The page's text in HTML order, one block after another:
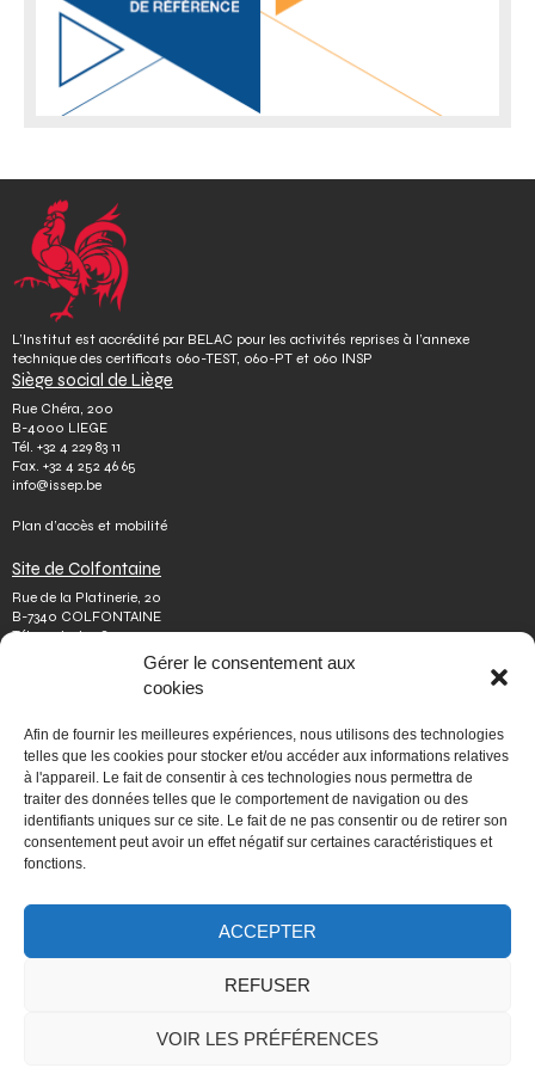
Gérer le consentement aux
cookies
Afin de fournir les meilleures expériences, nous utilisons des technologies
telles que les cookies pour stocker et/ou accéder aux informations relatives
à l'appareil. Le fait de consentir à ces technologies nous permettra de
traiter des données telles que le comportement de navigation ou des
identifiants uniques sur ce site. Le fait de ne pas consentir ou de retirer son
consentement peut avoir un effet négatif sur certaines caractéristiques et
fonctions.
ACCEPTER
REFUSER
VOIR LES PRÉFÉRENCES
L’Institut est accrédité par BELAC pour les activités reprises à l’annexe
technique des certificats 060-TEST, 060-PT et 060 INSP
Siège social de Liège
Rue Chéra, 200
B-4000 LIEGE
Tél. +32 4 229 83 11
Fax. +32 4 252 46 65
info@issep.be
Plan d’accès et mobilité
Site de Colfontaine
Rue de la Platinerie, 20
B-7340 COLFONTAINE
Tél.+32 65 610 813
colfontaine@issep.be
Qui sommes-nous
Travailler chez nous
Effectuer un stage
Poser une question
Autres
Vie privée
Mentions légales
Accessibilité
Fédération Wallonie-Bruxelles